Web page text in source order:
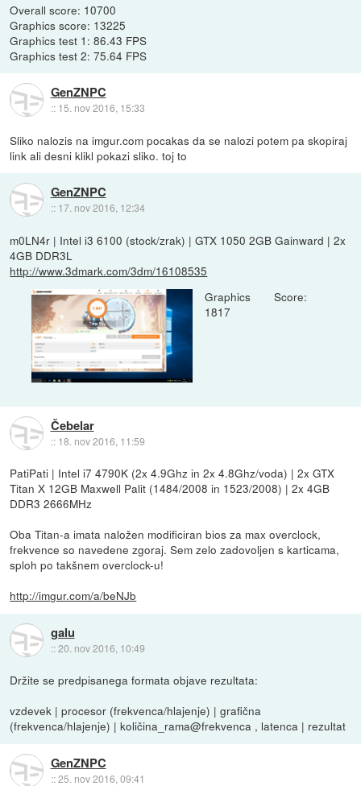
Overall score: 10700
Graphics score: 13225
Graphics test 1: 86.43 FPS
Graphics test 2: 75.64 FPS
GenZNPC
:: 15. nov 2016, 15:33
Sliko nalozis na imgur.com pocakas da se nalozi potem pa skopiraj
link ali desni klikl pokazi sliko. toj to
GenZNPC
:: 17. nov 2016, 12:34
m0LN4r | Intel i3 6100 (stock/zrak) | GTX 1050 2GB Gainward | 2x
4GB DDR3L
http://www.3dmark.com/3dm/16108535
Graphics Score:
1817
Čebelar
:: 18. nov 2016, 11:59
PatiPati | Intel i7 4790K (2x 4.9Ghz in 2x 4.8Ghz/voda) | 2x GTX
Titan X 12GB Maxwell Palit (1484/2008 in 1523/2008) | 2x 4GB
DDR3 2666MHz
Oba Titan-a imata naložen modificiran bios za max overclock,
frekvence so navedene zgoraj. Sem zelo zadovoljen s karticama,
sploh po takšnem overclock-u!
http://imgur.com/a/beNJb
galu
::20. nov 2016, 10:49
Držite se predpisanega formata objave rezultata:
vzdevek | procesor (frekvenca/hlajenje) | grafična
(frekvenca/hlajenje) | količina_rama@frekvenca , latenca | rezultat
GenZNPC
::25. nov 2016, 09:41